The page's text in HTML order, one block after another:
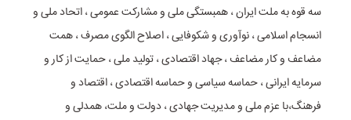
سه قوه به ملت ایران ، همبستگی ملی و مشارکت عمومی ، اتحاد ملی و
انسجام اسلامی ، نوآوری و شکوفایی ، اصلاح الگوی مصرف ، همت
مضاعف و کار مضاعف ، جهاد اقتصادی ، تولید ملی ، حمایت از کار و
سرمایه‌ ایرانی ، حماسه سیاسی و حماسه اقتصادی ، اقتصاد و
فرهنگ،با عزم ملی و مدیریت جهادی ، دولت و ملت، همدلی و